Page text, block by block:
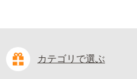
カテゴリで選ぶ